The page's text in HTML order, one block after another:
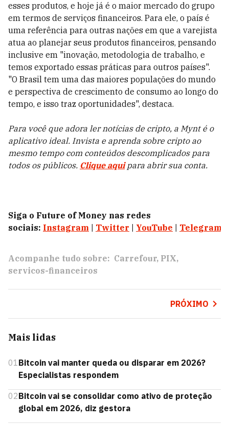
esses produtos, e hoje já é o maior mercado do grupo
em termos de serviços financeiros. Para ele, o país é
uma referência para outras nações em que a varejista
atua ao planejar seus produtos financeiros, pensando
inclusive em "inovação, metodologia de trabalho, e
temos exportado essas práticas para outros países".
"O Brasil tem uma das maiores populações do mundo
e perspectiva de crescimento de consumo ao longo do
tempo, e isso traz oportunidades", destaca.
Para você que adora ler notícias de cripto, a Mynt é o
aplicativo ideal. Invista e aprenda sobre cripto ao
mesmo tempo com conteúdos descomplicados para
todos os públicos. Clique aquipara abrir sua conta.
Siga o Future of Money nas redes
sociais: Instagram Twitter YouTube Telegram
Acompanhe tudo sobre: Carrefour PIX
servicos-financeiros
PRÓXIMO
Mais lidas
01Bitcoin vai manter queda ou disparar em 2026?
Especialistas respondem
02Bitcoin vai se consolidar como ativo de proteção
global em 2026, diz gestora